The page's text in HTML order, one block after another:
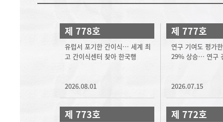
제 778호
유럽서 포기한 간이식… 세계 최
고 간이식센터 찾아 한국행
2026.08.01
제 777호
연구 기여도 평가
29% 상승… 연구
2026.07.15
제 773호 제 772호